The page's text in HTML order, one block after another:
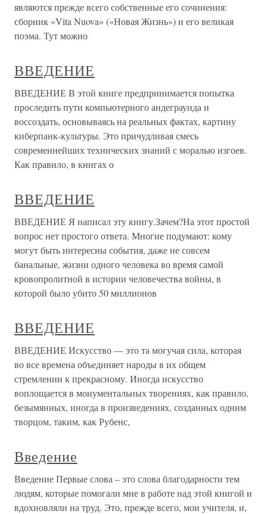
являются прежде всего собственные его сочинения:
сборник «Vita Nuova» («Новая Жизнь») и его великая
поэма. Тут можно
ВВЕДЕНИЕ
ВВЕДЕНИЕ В этой книге предпринимается попытка
проследить пути компьютерного андеграунда и
воссоздать, основываясь на реальных фактах, картину
киберпанк-культуры. Это причудливая смесь
современнейших технических знаний с моралью изгоев.
Как правило, в книгах о
ВВЕДЕНИЕ
ВВЕДЕНИЕ Я написал эту книгу.Зачем?На этот простой
вопрос нет простого ответа. Многие подумают: кому
могут быть интересны события, даже не совсем
банальные, жизни одного человека во время самой
кровопролитной в истории человечества войны, в
которой было убито 50 миллионов
ВВЕДЕНИЕ
ВВЕДЕНИЕ Искусство — это та могучая сила, которая
во все времена объединяет народы в их общем
стремлении к прекрасному. Иногда искусство
воплощается в монументальных творениях, как правило,
безымянных, иногда в произведениях, созданных одним
творцом, таким, как Рубенс,
Введение
Введение Первые слова – это слова благодарности тем
людям, которые помогали мне в работе над этой книгой и
вдохновляли на труд. Это, прежде всего, мои учителя, и,